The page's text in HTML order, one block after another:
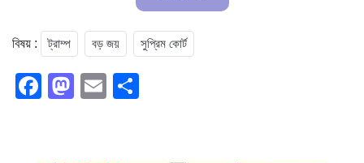
বিষয় : ট্রাম্প বড় জয় সুপ্রিম কোর্ট
Facebook
Mastodon
Email